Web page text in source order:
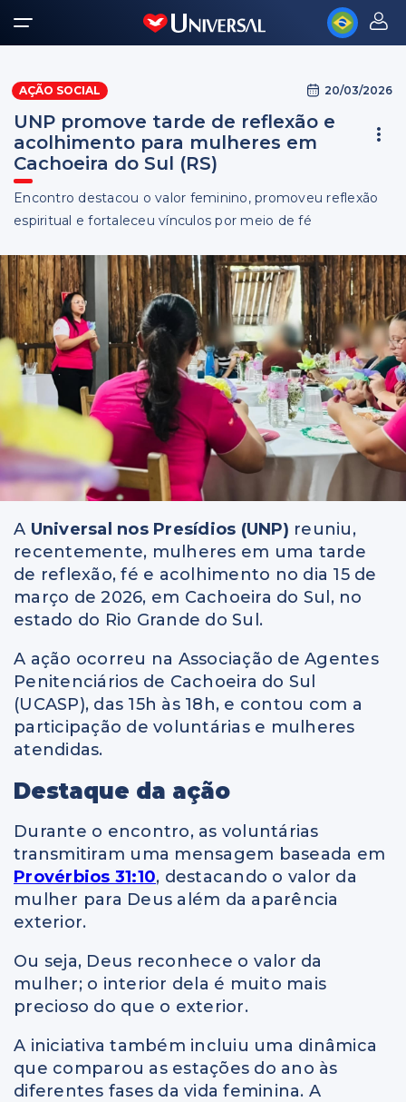
AÇÃO SOCIAL 20/03/2026
UNP promove tarde de reflexão e
acolhimento para mulheres em
Cachoeira do Sul (RS)
Encontro destacou o valor feminino, promoveu reflexão
espiritual e fortaleceu vínculos por meio de fé
A Universal nos Presídios (UNP) reuniu,
recentemente, mulheres em uma tarde
de reflexão, fé e acolhimento no dia 15 de
março de 2026, em Cachoeira do Sul, no
estado do Rio Grande do Sul.
A ação ocorreu na Associação de Agentes
Penitenciários de Cachoeira do Sul
(UCASP), das 15h às 18h, e contou com a
participação de voluntárias e mulheres
atendidas.
Destaque da ação
Durante o encontro, as voluntárias
transmitiram uma mensagem baseada em
Provérbios 31:10, destacando o valor da
mulher para Deus além da aparência
exterior.
Ou seja, Deus reconhece o valor da
mulher; o interior dela é muito mais
precioso do que o exterior.
A iniciativa também incluiu uma dinâmica
que comparou as estações do ano às
diferentes fases da vida feminina. A